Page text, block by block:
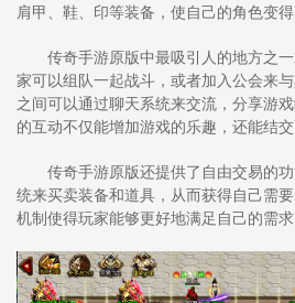
肩甲、鞋、印等装备，使自己的角色变得
传奇手游原版中最吸引人的地方之
家可以组队一起战斗，或者加入公会来
之间可以通过聊天系统来交流，分享游
的互动不仅能增加游戏的乐趣，还能结交
传奇手游原版还提供了自由交易的
统来买卖装备和道具，从而获得自己需
机制使得玩家能够更好地满足自己的需求